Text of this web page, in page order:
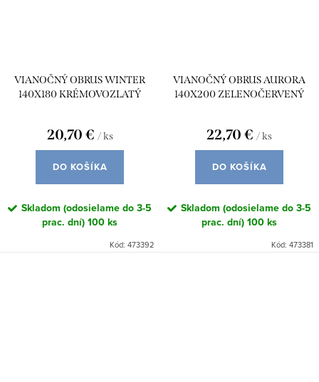
VIANOČNÝ OBRUS WINTER
140X180 KRÉMOVOZLATÝ
20,70 € / ks
DO KOŠÍKA
Skladom (odosielame do 3-5
prac. dní)100 ks
Kód: 473392
VIANOČNÝ OBRUS AURORA
140X200 ZELENOČERVENÝ
22,70 € / ks
DO KOŠÍKA
Skladom (odosielame do 3-5
prac. dní)100 ks
Kód: 473381